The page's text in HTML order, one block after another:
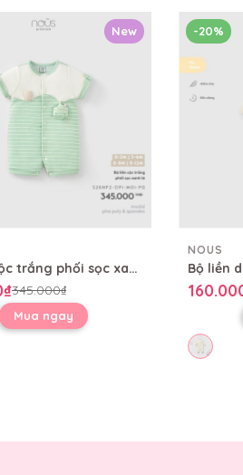
New
Bộ liền cộc trắng phối sọc xanh lá
345.000₫
Mua ngay
-20%
NOUS